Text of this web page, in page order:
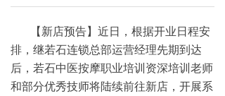
【新店预告】近日，根据开业日程安
排，继若石连锁总部运营经理先期到达
后，若石中医按摩职业培训资深培训老师
和部分优秀技师将陆续前往新店，开展系